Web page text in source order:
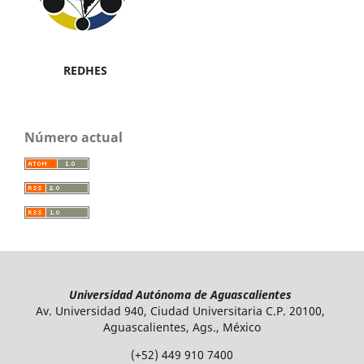
REDHES
Número actual
Universidad Autónoma de Aguascalientes
Av. Universidad 940, Ciudad Universitaria C.P. 20100,
Aguascalientes, Ags., México
(+52) 449 910 7400